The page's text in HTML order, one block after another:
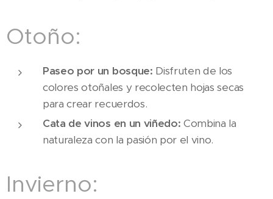
Otoño:
Paseo por un bosque: Disfruten de los
colores otoñales y recolecten hojas secas
para crear recuerdos.
Cata de vinos en un viñedo: Combina la
naturaleza con la pasión por el vino.
Invierno: